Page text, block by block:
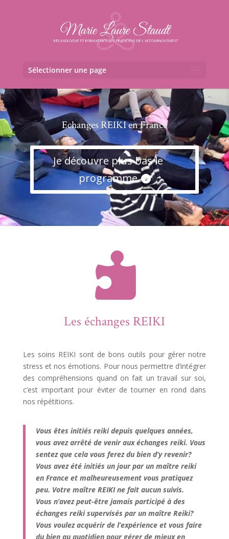
Sélectionner une page
Echanges REIKI en France
Je découvre plus bas le
programme

Les échanges REIKI
Les soins REIKI sont de bons outils pour gérer notre
stress et nos émotions. Pour nous permettre d’intégrer
des compréhensions quand on fait un travail sur soi,
c’est important pour éviter de tourner en rond dans
nos répétitions.
Vous êtes initiés reiki depuis quelques années,
vous avez arrêté de venir aux échanges reiki. Vous
sentez que cela vous ferez du bien d’y revenir?
Vous avez été initiés un jour par un maître reiki
en France et malheureusement vous pratiquez
peu. Votre maître REIKI ne fait aucun suivis.
Vous n’avez peut-être jamais participé à des
échanges reiki supervisés par un maître Reiki?
Vous voulez acquérir de l’expérience et vous faire
du bien au quotidien pour gérer de mieux en